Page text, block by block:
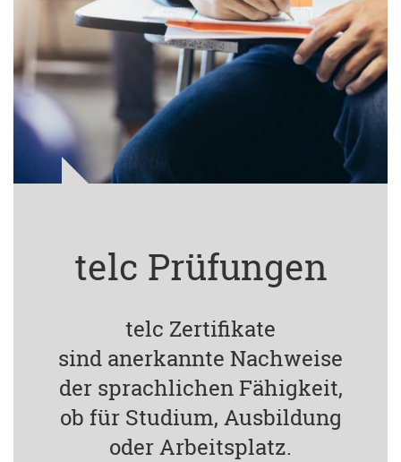
telc Prüfungen
telc Zertifikate
sind anerkannte Nachweise
der sprachlichen Fähigkeit,
ob für Studium, Ausbildung
oder Arbeitsplatz.